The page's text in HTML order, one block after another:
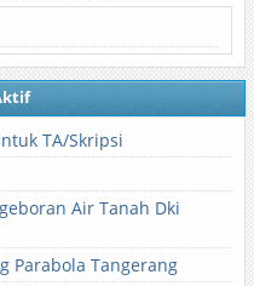
TA/Skripsi
Air Tanah Dki
Parabola Tangerang